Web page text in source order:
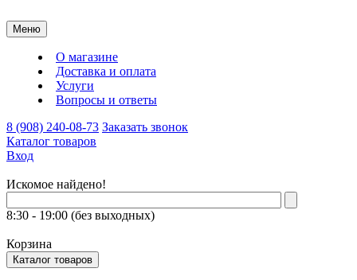
Меню
О магазине
Доставка и оплата
Услуги
Вопросы и ответы
8 (908) 240-08-73 Заказать звонок
Каталог товаров
Вход
Искомое найдено!
8:30 - 19:00 (без выходных)
Корзина
Каталог товаров